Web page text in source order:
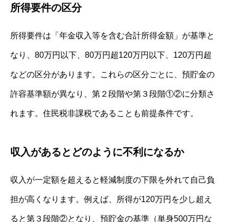
所得要件の区分
所得要件は「年金収入等を含む合計所得金額」が基準と
なり、80万円以下、80万円超120万円以下、120万円超
などの区分があります。これらの区分ごとに、預貯金の
許容基準額が異なり、第２段階や第３段階①②に分類さ
れます。住民税非課税であることも前提条件です。
収入があるとどのように不利になるか
収入が一定額を超えると軽減制度の下限を外れて自己負
担が高くなります。例えば、所得が120万円を少し超え
ると第３段階②となり、預貯金の基準（単身500万円な